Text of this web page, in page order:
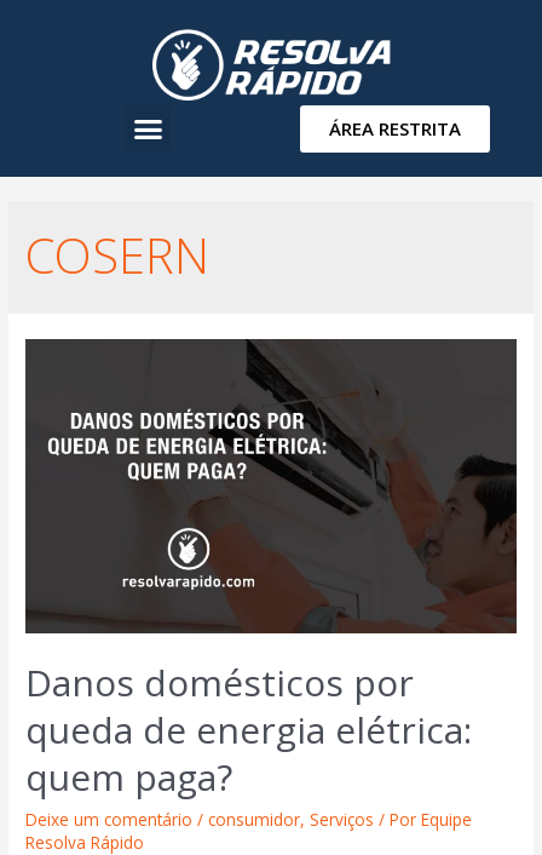
ÁREA RESTRITA
COSERN
Danos domésticos por
queda de energia elétrica:
quem paga?
Deixe um comentário /consumidor,Serviços / PorEquipe
Resolva Rápido